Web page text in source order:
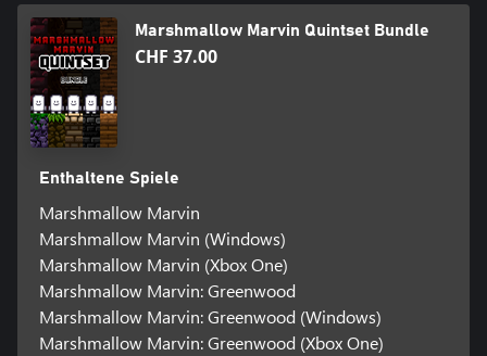
Marshmallow Marvin Quintset Bundle
CHF 37.00
Enthaltene Spiele
Marshmallow Marvin
Marshmallow Marvin (Windows)
Marshmallow Marvin (Xbox One)
Marshmallow Marvin: Greenwood
Marshmallow Marvin: Greenwood (Windows)
Marshmallow Marvin: Greenwood (Xbox One)